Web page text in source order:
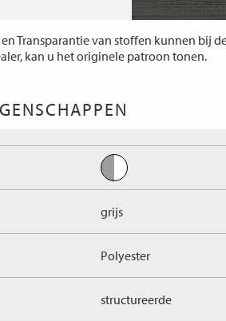
Transparantie van stoffen kunnen bij
kan u het originele patroon tonen.
grijs
Polyester
structureerde